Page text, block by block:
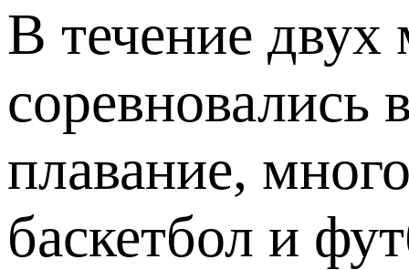
В течение двух
плавание,
баскетбол и